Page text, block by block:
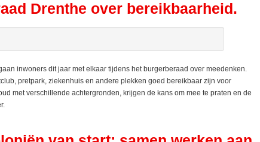
Drenthe over bereikbaarheid.
inwoners dit jaar met elkaar tijdens het burgerberaad over meedenken.
pretpark, ziekenhuis en andere plekken goed bereikbaar zijn voor
met verschillende achtergronden, krijgen de kans om mee te praten en de